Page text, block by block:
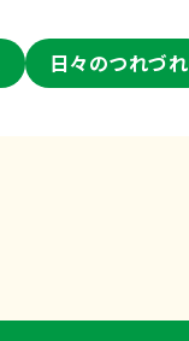
日々のつれづれ